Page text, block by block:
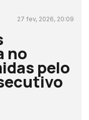
27 fev, 2026, 20:09
no
pelo